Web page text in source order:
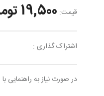
قیمت: 19,500 تومان
اشتراک گذاری :
در صورت نیاز به راهنمایی